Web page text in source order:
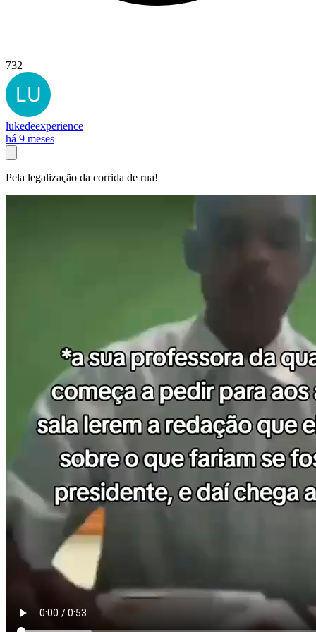
732
lukedeexperience
há 9 meses
Pela legalização da corrida de rua!